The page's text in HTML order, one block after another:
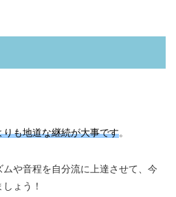
も地道な継続が大事です。
や音程を自分流に上達させて、今
ょう！